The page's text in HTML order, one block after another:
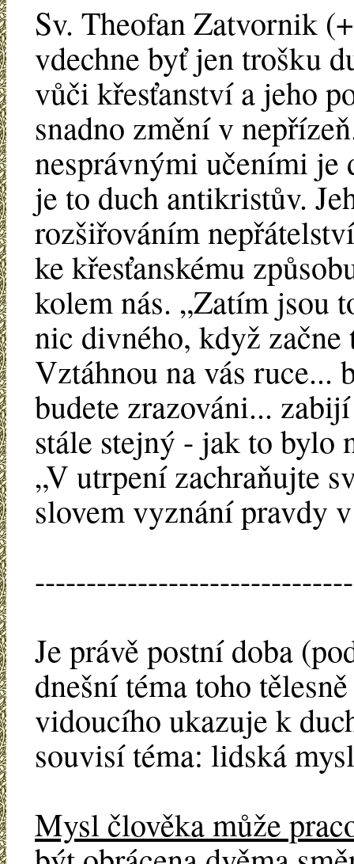
Sv. Theofan Zatvornik
vdechne byť jen trošku
vůči křesťanství a jeho
snadno změní v
nesprávnými učeními je
je to duch antikristův.
rozšiřováním
ke křesťanskému
kolem nás. „Zatím jsou
nic divného, když
Vztáhnou na vás ruce...
budete zrazováni...
stále stejný - jak to bylo
„V utrpení zachraňujte
slovem vyznání pravdy
Je právě postní doba
dnešní téma toho
vidoucího ukazuje k
souvisí téma: lidská
Mysl člověka může